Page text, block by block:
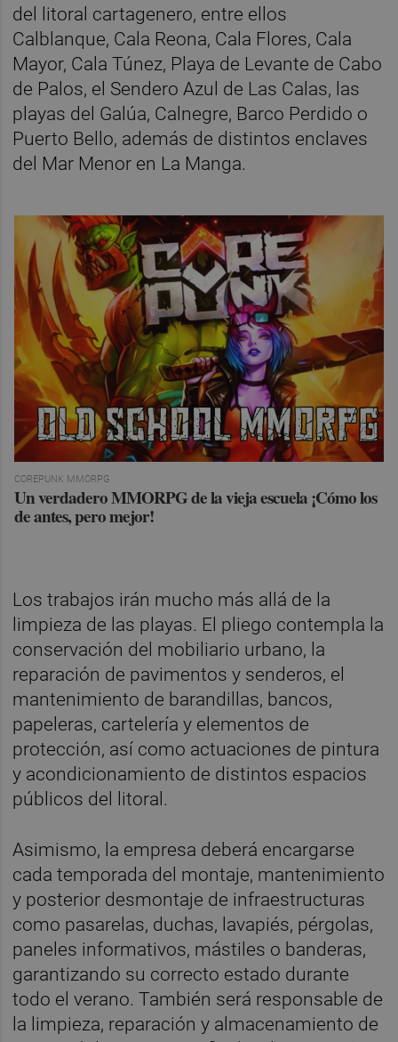
del litoral cartagenero, entre ellos
Calblanque, Cala Reona, Cala Flores, Cala
Mayor, Cala Túnez, Playa de Levante de Cabo
de Palos, el Sendero Azul de Las Calas, las
playas del Galúa, Calnegre, Barco Perdido o
Puerto Bello, además de distintos enclaves
del Mar Menor en La Manga.
COREPUNK MMORPG
Un verdadero MMORPG de la vieja escuela ¡Cómo los
de antes, pero mejor!
Los trabajos irán mucho más allá de la
limpieza de las playas. El pliego contempla la
conservación del mobiliario urbano, la
reparación de pavimentos y senderos, el
mantenimiento de barandillas, bancos,
papeleras, cartelería y elementos de
protección, así como actuaciones de pintura
y acondicionamiento de distintos espacios
públicos del litoral.
Asimismo, la empresa deberá encargarse
cada temporada del montaje, mantenimiento
y posterior desmontaje de infraestructuras
como pasarelas, duchas, lavapiés, pérgolas,
paneles informativos, mástiles o banderas,
garantizando su correcto estado durante
todo el verano. También será responsable de
la limpieza, reparación y almacenamiento de